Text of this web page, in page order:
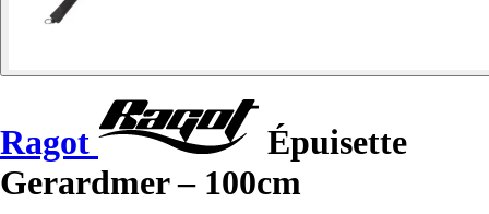
Ragot
Épuisette
Gerardmer – 100cm